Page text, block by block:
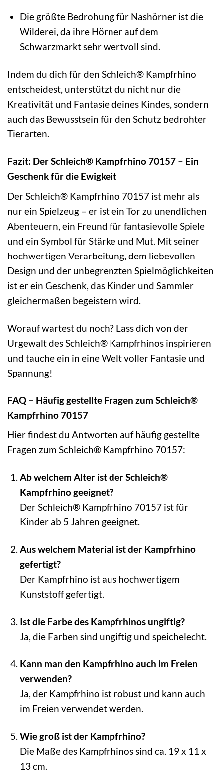
Die größte Bedrohung für Nashörner ist die
Wilderei, da ihre Hörner auf dem
Schwarzmarkt sehr wertvoll sind.
Indem du dich für den Schleich® Kampfrhino
entscheidest, unterstützt du nicht nur die
Kreativität und Fantasie deines Kindes, sondern
auch das Bewusstsein für den Schutz bedrohter
Tierarten.
Fazit: Der Schleich® Kampfrhino 70157 – Ein
Geschenk für die Ewigkeit
Der Schleich® Kampfrhino 70157 ist mehr als
nur ein Spielzeug – er ist ein Tor zu unendlichen
Abenteuern, ein Freund für fantasievolle Spiele
und ein Symbol für Stärke und Mut. Mit seiner
hochwertigen Verarbeitung, dem liebevollen
Design und der unbegrenzten Spielmöglichkeiten
ist er ein Geschenk, das Kinder und Sammler
gleichermaßen begeistern wird.
Worauf wartest du noch? Lass dich von der
Urgewalt des Schleich® Kampfrhinos inspirieren
und tauche ein in eine Welt voller Fantasie und
Spannung!
FAQ – Häufig gestellte Fragen zum Schleich®
Kampfrhino 70157
Hier findest du Antworten auf häufig gestellte
Fragen zum Schleich® Kampfrhino 70157:
Ab welchem Alter ist der Schleich®
Kampfrhino geeignet?
Der Schleich® Kampfrhino 70157 ist für
Kinder ab 5 Jahren geeignet.
Aus welchem Material ist der Kampfrhino
gefertigt?
Der Kampfrhino ist aus hochwertigem
Kunststoff gefertigt.
Ist die Farbe des Kampfrhinos ungiftig?
Ja, die Farben sind ungiftig und speichelecht.
Kann man den Kampfrhino auch im Freien
verwenden?
Ja, der Kampfrhino ist robust und kann auch
im Freien verwendet werden.
Wie groß ist der Kampfrhino?
Die Maße des Kampfrhinos sind ca. 19 x 11 x
13 cm.